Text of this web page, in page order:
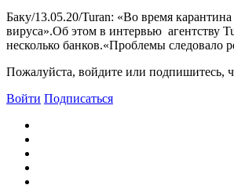
Баку/13.05.20/Turan: «Во время
вируса».Об этом в интервью агентству
несколько банков.«Проблемы следовало
Пожалуйста, войдите или подпишитесь,
Войти Подписаться